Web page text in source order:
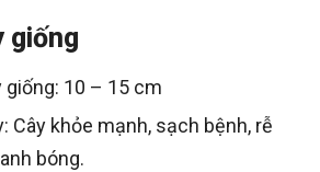
giống
giống: 10 – 15 cm
Cây khỏe mạnh, sạch bệnh, rễ
bóng.